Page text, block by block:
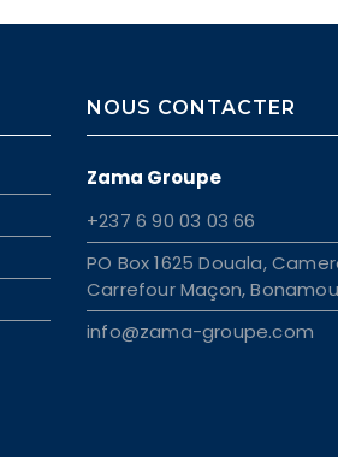
NOUS CONTACTER
Zama Groupe
+237 6 90 03 03 66
PO Box 1625 Douala,
Carrefour Maçon,
info@zama-groupe.com